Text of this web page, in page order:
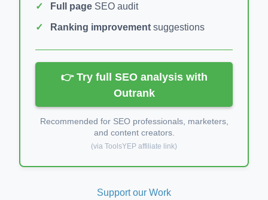
Full page SEO audit
Ranking improvement suggestions
👉 Try full SEO analysis with
Outrank
Recommended for SEO professionals, marketers,
and content creators.
(via ToolsYEP affiliate link)
Support our Work